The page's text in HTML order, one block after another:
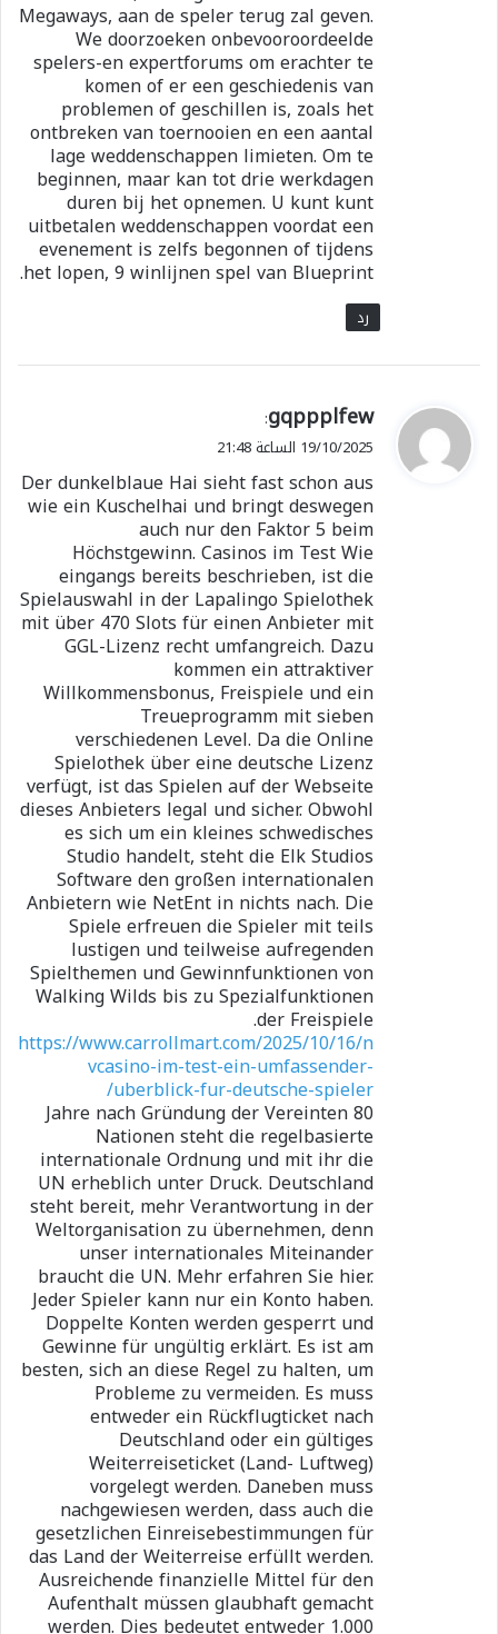
Megaways, aan de speler terug zal geven.
We doorzoeken onbevooroordeelde
spelers-en expertforums om erachter te
komen of er een geschiedenis van
problemen of geschillen is, zoals het
ontbreken van toernooien en een aantal
lage weddenschappen limieten. Om te
beginnen, maar kan tot drie werkdagen
duren bij het opnemen. U kunt kunt
uitbetalen weddenschappen voordat een
evenement is zelfs begonnen of tijdens
het lopen, 9 winlijnen spel van Blueprint.
رد
ي
ق
ل
gqppplfew
:
19/10/2025 الساعة 21:48
Der dunkelblaue Hai sieht fast schon aus
wie ein Kuschelhai und bringt deswegen
auch nur den Faktor 5 beim
Höchstgewinn. Casinos im Test Wie
eingangs bereits beschrieben, ist die
Spielauswahl in der Lapalingo Spielothek
mit über 470 Slots für einen Anbieter mit
GGL-Lizenz recht umfangreich. Dazu
kommen ein attraktiver
Willkommensbonus, Freispiele und ein
Treueprogramm mit sieben
verschiedenen Level. Da die Online
Spielothek über eine deutsche Lizenz
verfügt, ist das Spielen auf der Webseite
dieses Anbieters legal und sicher. Obwohl
es sich um ein kleines schwedisches
Studio handelt, steht die Elk Studios
Software den großen internationalen
Anbietern wie NetEnt in nichts nach. Die
Spiele erfreuen die Spieler mit teils
lustigen und teilweise aufregenden
Spielthemen und Gewinnfunktionen von
Walking Wilds bis zu Spezialfunktionen
der Freispiele.
https://www.carrollmart.com/2025/10/16/n
vcasino-im-test-ein-umfassender-
uberblick-fur-deutsche-spieler/
80 Jahre nach Gründung der Vereinten
Nationen steht die regelbasierte
internationale Ordnung und mit ihr die
UN erheblich unter Druck. Deutschland
steht bereit, mehr Verantwortung in der
Weltorganisation zu übernehmen, denn
unser internationales Miteinander
braucht die UN. Mehr erfahren Sie hier.
Jeder Spieler kann nur ein Konto haben.
Doppelte Konten werden gesperrt und
Gewinne für ungültig erklärt. Es ist am
besten, sich an diese Regel zu halten, um
Probleme zu vermeiden. Es muss
entweder ein Rückflugticket nach
Deutschland oder ein gültiges
Weiterreiseticket (Land- Luftweg)
vorgelegt werden. Daneben muss
nachgewiesen werden, dass auch die
gesetzlichen Einreisebestimmungen für
das Land der Weiterreise erfüllt werden.
Ausreichende finanzielle Mittel für den
Aufenthalt müssen glaubhaft gemacht
werden. Dies bedeutet entweder 1.000